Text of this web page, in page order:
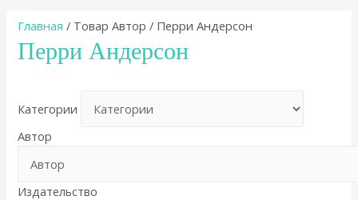
Главная / Товар Автор / Перри Андерсон
Перри Андерсон
Категории
Автор
Издательство